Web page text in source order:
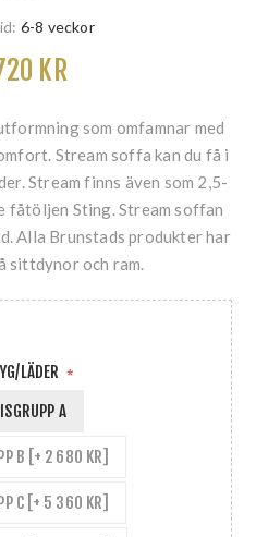
6-8 veckor
KR
som omfamnar med
Stream soffa kan du få i
Stream finns även som 2,5-
fåtöljen Sting. Stream soffan
Alla Brunstads produkter har
sittdynor och ram.
LÄDER *
A
B [+ 2 680 KR]
C [+ 5 360 KR]